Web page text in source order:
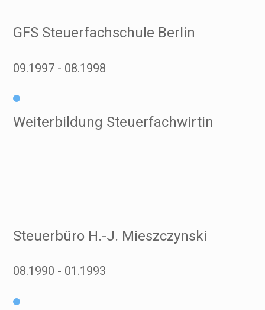
GFS Steuerfachschule Berlin
09.1997 08.1998
Weiterbildung Steuerfachwirtin
Steuerbüro H.-J. Mieszczynski
08.1990 01.1993